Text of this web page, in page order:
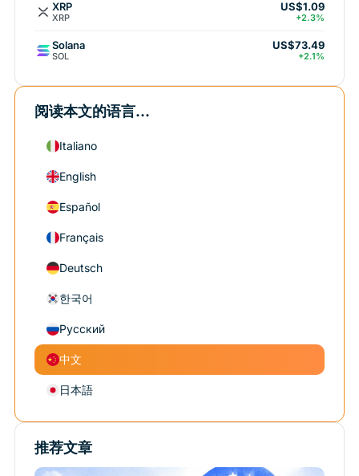
XRP
XRP
US$1.09
+2.3%
Solana
SOL
US$73.49
+2.1%
阅读本文的语言...
Italiano
English
Español
Français
Deutsch
한국어
Русский
中文
日本語
推荐文章